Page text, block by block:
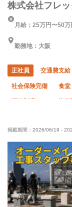
株式会社フレ
月給：25万円〜50万
勤務地：大阪
正社員 交通費支給
社会保険完備 食堂
夏季休暇 年末年始
掲載期間： 2026/06/19 -